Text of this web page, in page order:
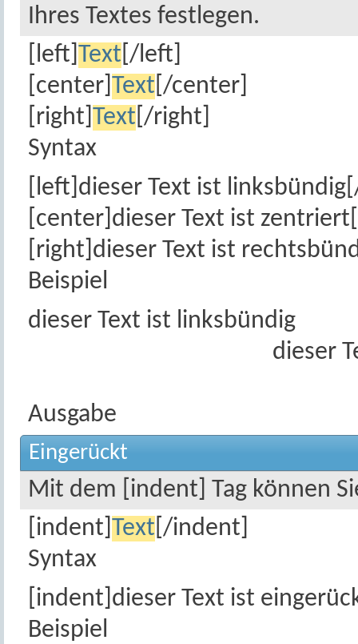
Ihres Textes festlegen.
[left] Text [/left]
[center] Text [/center]
[right] Text [/right]
Syntax
[left]dieser Text ist
[center]dieser Text ist
[right]dieser Text ist
Beispiel
dieser Text ist linksbündig
dieser
Ausgabe
Eingerückt
Mit dem [indent] Tag können
[indent] Text [/indent]
Syntax
[indent]dieser Text ist
Beispiel